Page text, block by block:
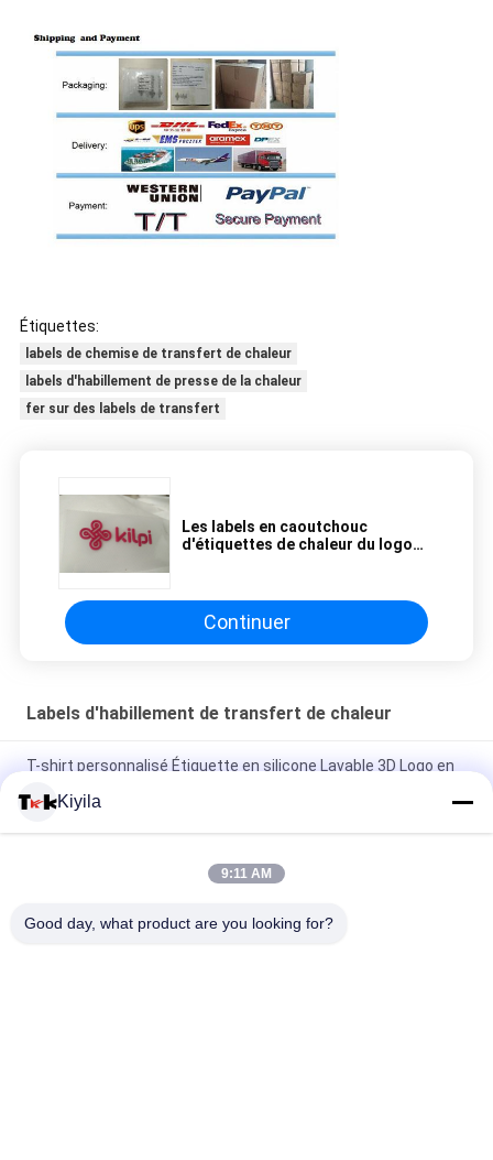
Étiquettes:
labels de chemise de transfert de chaleur
labels d'habillement de presse de la chaleur
fer sur des labels de transfert
Les labels en caoutchouc
d'étiquettes de chaleur du logo
gravé des techniques en refief
Continuer
Labels d'habillement de transfert de chaleur
T-shirt personnalisé Étiquette en silicone Lavable 3D Logo en
Étiquette en silicone à injection de moule personnalisée
Lavable 3D Logo en silicone doux Transfert de chaleur Badge
Étiquette de transfert de chaleur pour vêtements
Kiyila
9:11 AM
Good day, what product are you looking for?